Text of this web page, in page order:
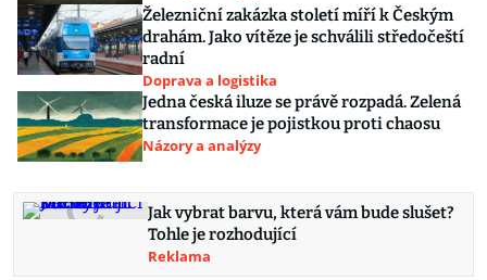
Železniční zakázka století míří k Českým
drahám. Jako vítěze je schválili středočeští
radní
Doprava a logistika
Jedna česká iluze se právě rozpadá. Zelená
transformace je pojistkou proti chaosu
Názory a analýzy
Jak vybrat barvu, která vám bude slušet?
Tohle je rozhodující
Reklama